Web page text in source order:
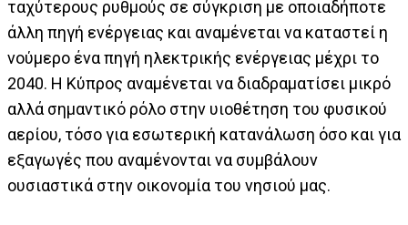
ταχύτερους ρυθμούς σε σύγκριση με οποιαδήποτε
άλλη πηγή ενέργειας και αναμένεται να καταστεί η
νούμερο ένα πηγή ηλεκτρικής ενέργειας μέχρι το
2040. Η Κύπρος αναμένεται να διαδραματίσει μικρό
αλλά σημαντικό ρόλο στην υιοθέτηση του φυσικού
αερίου, τόσο για εσωτερική κατανάλωση όσο και για
εξαγωγές που αναμένονται να συμβάλουν
ουσιαστικά στην οικονομία του νησιού μας.